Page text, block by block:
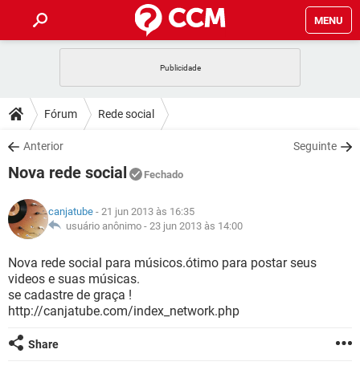
MENU
CELULAR
OUTLOOK
INSTAGRAM
GUIA DE COMPRAS
DICAS
JOGOS
INSTAGRAM GMAIL
GUIA DE COMPRAS
DOWNLOADS
JOGOS
CELULAR
OUTLOOK EXCEL
INSTAGRAM GMAIL
GUIA DE COMPRAS
JOGOS WHATSAPP
CELULAR
OUTLOOK EXCEL
INSTAGRAM
GLOSSÁRIO
WHATSAPP
CELULAR
OUTLOOK EXCEL
INSTAGRAM
Fórum Rede social
Anterior Seguinte
Nova rede social Fechado
canjatube - 21 jun 2013 às 16:35
usuário anônimo - 23 jun 2013 às 14:00
Nova rede social para músicos.ótimo para postar seus
videos e suas músicas.
se cadastre de graça !
http://canjatube.com/index_network.php
Share